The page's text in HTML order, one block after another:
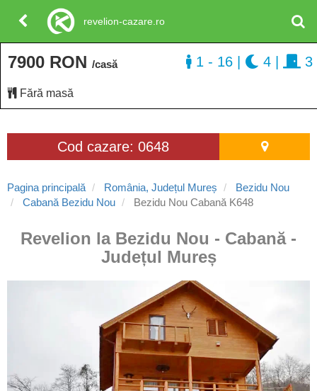
Cod cazare: 0648
Pagina principală România, Județul Mureș
Bezidu Nou
Cabană Bezidu Nou
Bezidu Nou Cabană K648
Revelion la Bezidu Nou - Cabană -
Județul Mureș
7900 RON /casă
Fără masă
1 - 16 4 3
revelion-cazare.ro